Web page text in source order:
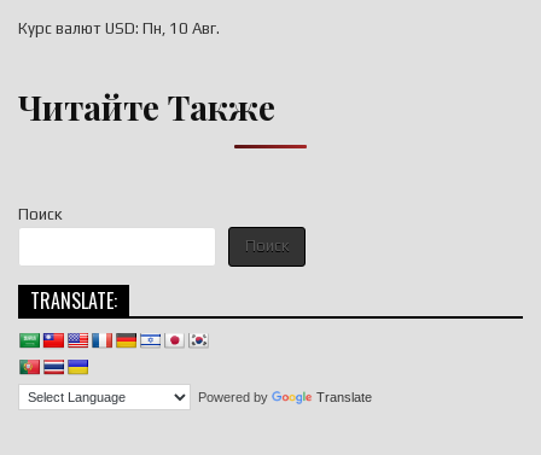
Поиск
Поиск
TRANSLATE:
Powered by Translate
Курс валют USD: Пн, 10 Авг.
Читайте Также